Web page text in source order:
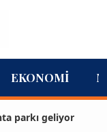
EKONOMI
geliyor